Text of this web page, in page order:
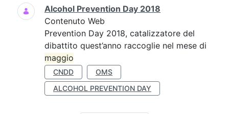
Alcohol Prevention Day 2018
Contenuto Web
Prevention Day 2018, catalizzatore del
dibattito quest’anno raccoglie nel mese di
maggio
CNDD
OMS
ALCOHOL PREVENTION DAY